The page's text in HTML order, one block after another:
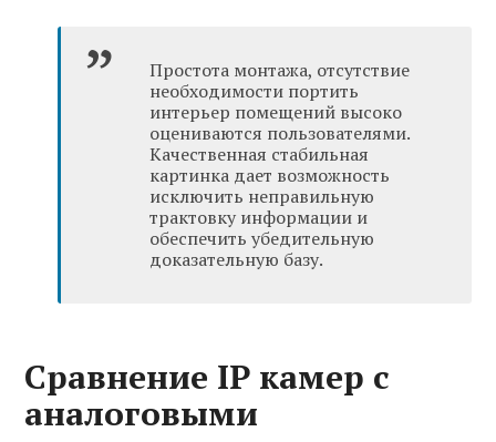
Простота монтажа, отсутствие
необходимости портить
интерьер помещений высоко
оцениваются пользователями.
Качественная стабильная
картинка дает возможность
исключить неправильную
трактовку информации и
обеспечить убедительную
доказательную базу.
Сравнение IP камер с
аналоговыми